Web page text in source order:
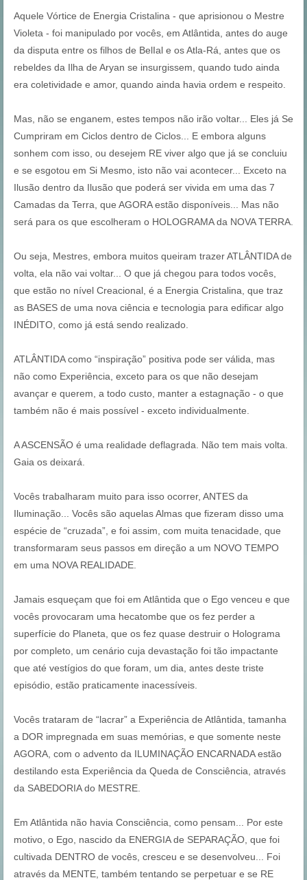
Aquele Vórtice de Energia Cristalina - que aprisionou o Mestre
Violeta - foi manipulado por vocês, em Atlântida, antes do auge
da disputa entre os filhos de BelIal e os Atla-Rá, antes que os
rebeldes da Ilha de Aryan se insurgissem, quando tudo ainda
era coletividade e amor, quando ainda havia ordem e respeito.
Mas, não se enganem, estes tempos não irão voltar... Eles já Se
Cumpriram em Ciclos dentro de Ciclos... E embora alguns
sonhem com isso, ou desejem RE viver algo que já se concluiu
e se esgotou em Si Mesmo, isto não vai acontecer... Exceto na
Ilusão dentro da Ilusão que poderá ser vivida em uma das 7
Camadas da Terra, que AGORA estão disponíveis... Mas não
será para os que escolheram o HOLOGRAMA da NOVA TERRA.
Ou seja, Mestres, embora muitos queiram trazer ATLÂNTIDA de
volta, ela não vai voltar... O que já chegou para todos vocês,
que estão no nível Creacional, é a Energia Cristalina, que traz
as BASES de uma nova ciência e tecnologia para edificar algo
INÉDITO, como já está sendo realizado.
ATLÂNTIDA como “inspiração” positiva pode ser válida, mas
não como Experiência, exceto para os que não desejam
avançar e querem, a todo custo, manter a estagnação - o que
também não é mais possível - exceto individualmente.
A ASCENSÃO é uma realidade deflagrada. Não tem mais volta.
Gaia os deixará.
Vocês trabalharam muito para isso ocorrer, ANTES da
Iluminação... Vocês são aquelas Almas que fizeram disso uma
espécie de “cruzada”, e foi assim, com muita tenacidade, que
transformaram seus passos em direção a um NOVO TEMPO
em uma NOVA REALIDADE.
Jamais esqueçam que foi em Atlântida que o Ego venceu e que
vocês provocaram uma hecatombe que os fez perder a
superfície do Planeta, que os fez quase destruir o Holograma
por completo, um cenário cuja devastação foi tão impactante
que até vestígios do que foram, um dia, antes deste triste
episódio, estão praticamente inacessíveis.
Vocês trataram de “lacrar” a Experiência de Atlântida, tamanha
a DOR impregnada em suas memórias, e que somente neste
AGORA, com o advento da ILUMINAÇÃO ENCARNADA estão
destilando esta Experiência da Queda de Consciência, através
da SABEDORIA do MESTRE.
Em Atlântida não havia Consciência, como pensam... Por este
motivo, o Ego, nascido da ENERGIA de SEPARAÇÃO, que foi
cultivada DENTRO de vocês, cresceu e se desenvolveu... Foi
através da MENTE, também tentando se perpetuar e se RE